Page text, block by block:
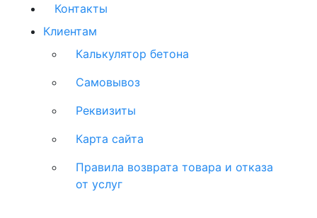
Контакты
Клиентам
Калькулятор бетона
Самовывоз
Реквизиты
Карта сайта
Правила возврата товара и отказа
от услуг